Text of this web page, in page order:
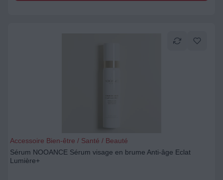
Accessoire Bien-être / Santé / Beauté
Sérum NOOANCE Sérum visage en brume Anti-âge Eclat
Lumière+